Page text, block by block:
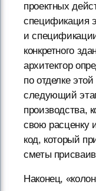
проектных
спецификация
и
конкретного
архитектор
по отделке
следующий
производства,
свою расценку
код, который
сметы
Наконец,